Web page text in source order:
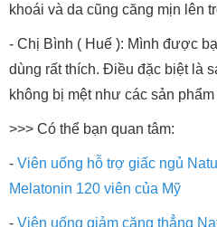
khoái và da cũng căng mịn lên
- Chị Bình ( Huế ): Mình được
dùng rất thích. Điều đặc biệt là
không bị mệt như các sản
>>> Có thể bạn quan tâm:
- Viên uống hỗ trợ giấc ngủ
Melatonin 120 viên của Mỹ
- Viên uống giảm căng thẳng